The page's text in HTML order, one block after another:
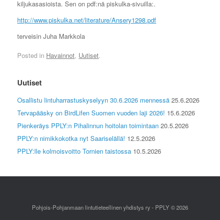
kiljukasasioista. Sen on pdf:nä piskulka-sivuilla:.
http://www.piskulka.net/literature/Ansery1298.pdf
terveisin Juha Markkola
Posted in Havainnot, Uutiset.
Uutiset
Osallistu lintuharrastuskyselyyn 30.6.2026 mennessä 25.6.2026
Tervapääsky on BirdLifen Suomen vuoden laji 2026! 15.6.2026
Pienkeräys PPLY:n Pihalinnun hoitolan toimintaan 20.5.2026
PPLY:n nimikkokotka nyt Saariselällä! 12.5.2026
PPLY:lle kolmoisvoitto Tornien taistossa 10.5.2026
Pohjois-Pohjanmaan lintutieteellinen yhdistys ry - PPLY © 2026